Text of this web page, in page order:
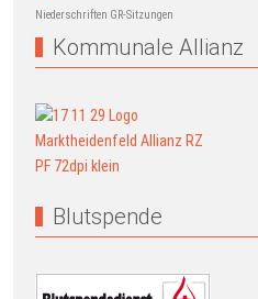
Niederschriften GR-Sitzungen
Kommunale Allianz
Blutspende